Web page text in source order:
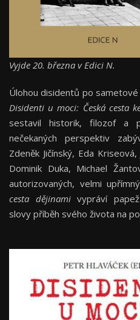
Vyjde 20. března v Edici N.
Úlohou disidentů po
Disidenti u moci: Česká cesta
sestavil historik, filozof a
nečekaných perspektiv
Zdeněk Jičínský, Eda
Dominik Duka, Michael
autorizovaných, velmi
cesta dějinamivypráví papež
slovy příběh svého života na